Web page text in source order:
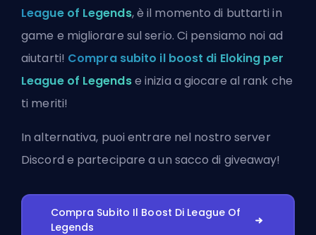
League of Legends, è il momento di buttarti in
game e migliorare sul serio. Ci pensiamo noi ad
aiutarti! Compra subito il boost di Eloking per
League of Legendse inizia a giocare al rank che
ti meriti!
In alternativa, puoientrare nel nostro server
Discord e partecipare a un sacco di giveaway!
Compra Subito Il Boost Di League Of
Legends